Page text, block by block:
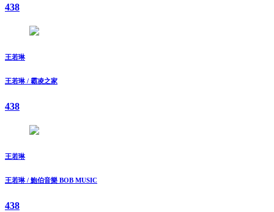
438
王若琳
王若琳 / 霸凌之家
438
王若琳
王若琳 / 鮑伯音樂 BOB MUSIC
438